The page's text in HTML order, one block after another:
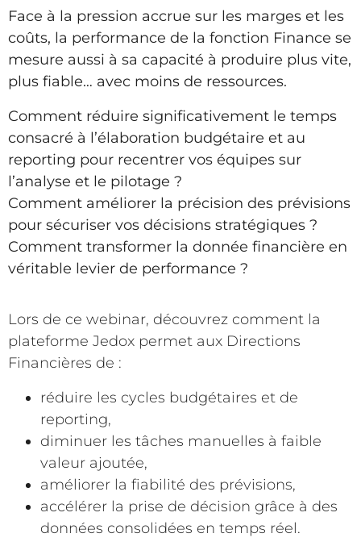
Face à la pression accrue sur les marges et les
coûts, la performance de la fonction Finance se
mesure aussi à sa capacité à produire plus vite,
plus fiable… avec moins de ressources.
Comment réduire significativement le temps
consacré à l’élaboration budgétaire et au
reporting pour recentrer vos équipes sur
l’analyse et le pilotage ?
Comment améliorer la précision des prévisions
pour sécuriser vos décisions stratégiques ?
Comment transformer la donnée financière en
véritable levier de performance ?
Lors de ce webinar, découvrez comment la
plateforme Jedox permet aux Directions
Financières de :
réduire les cycles budgétaires et de
reporting,
diminuer les tâches manuelles à faible
valeur ajoutée,
améliorer la fiabilité des prévisions,
accélérer la prise de décision grâce à des
données consolidées en temps réel.